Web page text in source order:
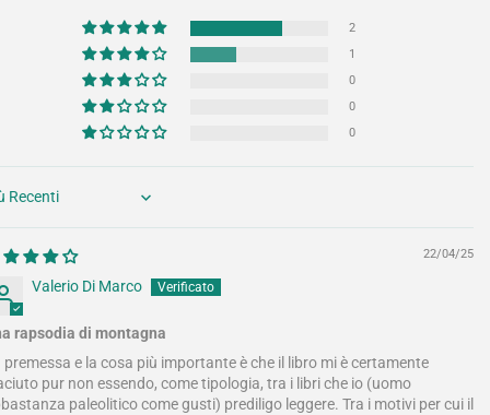
2
1
0
0
0
by
22/04/25
Valerio Di Marco
rapsodia di montagna
premessa e la cosa più importante è che il libro mi è certamente
pur non essendo, come tipologia, tra i libri che io (uomo
paleolitico come gusti) prediligo leggere. Tra i motivi per cui il